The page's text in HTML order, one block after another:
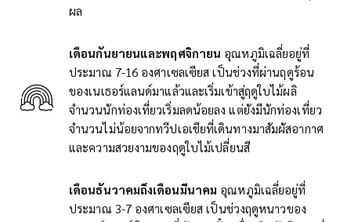
ผล
เดือนกันยายนและพฤศจิกายน อุณหภูมิเฉลี่ยอยู่ที่
ประมาณ 7-16 องศาเซลเซียส เป็นช่วงที่ผ่านฤดูร้อน
ของเนเธอร์แลนด์มาแล้วและเริ่มเข้าสู่ฤดูใบไม้ผลิ
จำนวนนักท่องเที่ยวเริ่มลดน้อยลง แต่ยังมีนักท่องเที่ยว
จำนวนไม่น้อยจากทวีปเอเชียที่เดินทางมาสัมผัสอากาศ
และความสวยงามของฤดูใบไม้เปลี่ยนสี
เดือนธันวาคมถึงเดือนมีนาคม อุณหภูมิเฉลี่ยอยู่ที่
ประมาณ 3-7 องศาเซลเซียส เป็นช่วงฤดูหนาวของ